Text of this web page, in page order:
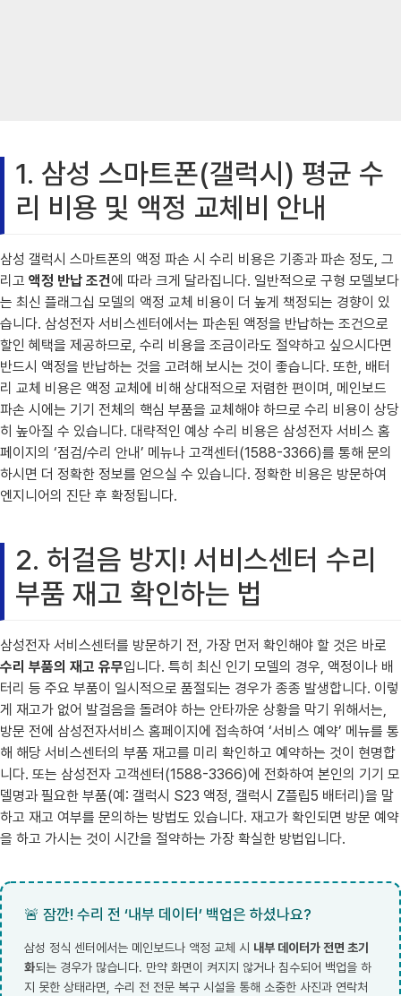
1. 삼성 스마트폰(갤럭시) 평균 수
리 비용 및 액정 교체비 안내
삼성 갤럭시 스마트폰의 액정 파손 시 수리 비용은 기종과 파손 정도, 그
리고 액정 반납 조건에 따라 크게 달라집니다. 일반적으로 구형 모델보다
는 최신 플래그십 모델의 액정 교체 비용이 더 높게 책정되는 경향이 있
습니다. 삼성전자 서비스센터에서는 파손된 액정을 반납하는 조건으로
할인 혜택을 제공하므로, 수리 비용을 조금이라도 절약하고 싶으시다면
반드시 액정을 반납하는 것을 고려해 보시는 것이 좋습니다. 또한, 배터
리 교체 비용은 액정 교체에 비해 상대적으로 저렴한 편이며, 메인보드
파손 시에는 기기 전체의 핵심 부품을 교체해야 하므로 수리 비용이 상당
히 높아질 수 있습니다. 대략적인 예상 수리 비용은 삼성전자 서비스 홈
페이지의 ‘점검/수리 안내’ 메뉴나 고객센터(1588-3366)를 통해 문의
하시면 더 정확한 정보를 얻으실 수 있습니다. 정확한 비용은 방문하여
엔지니어의 진단 후 확정됩니다.
2. 허걸음 방지! 서비스센터 수리
부품 재고 확인하는 법
삼성전자 서비스센터를 방문하기 전, 가장 먼저 확인해야 할 것은 바로
수리 부품의 재고 유무입니다. 특히 최신 인기 모델의 경우, 액정이나 배
터리 등 주요 부품이 일시적으로 품절되는 경우가 종종 발생합니다. 이렇
게 재고가 없어 발걸음을 돌려야 하는 안타까운 상황을 막기 위해서는,
방문 전에 삼성전자서비스 홈페이지에 접속하여 ‘서비스 예약’ 메뉴를 통
해 해당 서비스센터의 부품 재고를 미리 확인하고 예약하는 것이 현명합
니다. 또는 삼성전자 고객센터(1588-3366)에 전화하여 본인의 기기 모
델명과 필요한 부품(예: 갤럭시 S23 액정, 갤럭시 Z플립5 배터리)을 말
하고 재고 여부를 문의하는 방법도 있습니다. 재고가 확인되면 방문 예약
을 하고 가시는 것이 시간을 절약하는 가장 확실한 방법입니다.
🚨 잠깐! 수리 전 ‘내부 데이터’ 백업은 하셨나요?
삼성 정식 센터에서는 메인보드나 액정 교체 시 내부 데이터가 전면 초기
화되는 경우가 많습니다. 만약 화면이 켜지지 않거나 침수되어 백업을 하
지 못한 상태라면, 수리 전 전문 복구 시설을 통해 소중한 사진과 연락처